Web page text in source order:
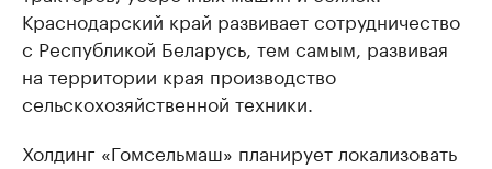
Краснодарский край развивает сотрудничество
с Республикой Беларусь, тем самым, развивая
на территории края производство
сельскохозяйственной техники.
Холдинг «Гомсельмаш» планирует локализовать